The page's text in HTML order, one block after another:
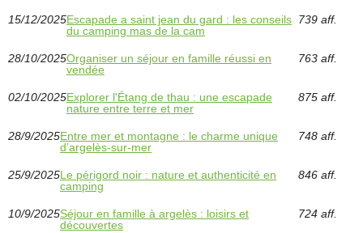
15/12/2025Escapade a saint jean du gard : les conseils
du camping mas de la cam
739 aff.
28/10/2025Organiser un séjour en famille réussi en
vendée
763 aff.
02/10/2025Explorer l'Étang de thau : une escapade
nature entre terre et mer
875 aff.
28/9/2025Entre mer et montagne : le charme unique
d’argelès-sur-mer
748 aff.
25/9/2025Le périgord noir : nature et authenticité en
camping
846 aff.
10/9/2025Séjour en famille à argelès : loisirs et
découvertes
724 aff.